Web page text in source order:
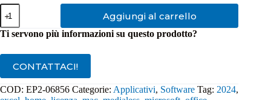
Microsoft
Office
2024
Home
Medialess
Italiano
EP2-
Aggiungi al carrello
Ti servono più informazioni su questo prodotto?
CONTATTACI!
COD: EP2-06856 Categorie: Applicativi, Software Tag: 2024,